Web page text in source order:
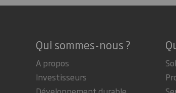
Qui sommes-nous ?
A propos
Investisseurs